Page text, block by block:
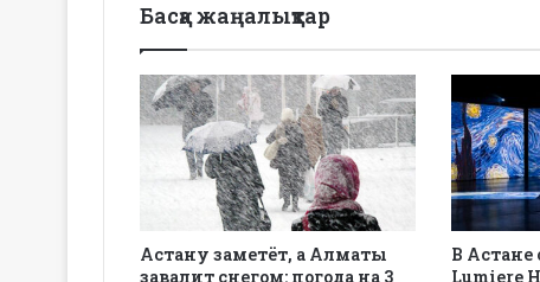
Басқа жаңалықтар
Астану заметёт, а Алматы
завалит снегом: погода на 3
В Астане
Lumiere